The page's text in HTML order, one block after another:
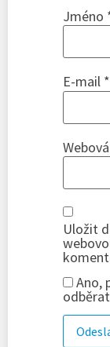
Jméno
E-mail *
Uložit
Ano,